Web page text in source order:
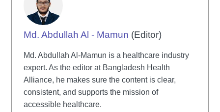
Md. Abdullah Al - Mamun (Editor)
Md. Abdullah Al-Mamun is a healthcare industry
expert. As the editor at Bangladesh Health
Alliance, he makes sure the content is clear,
consistent, and supports the mission of
accessible healthcare.